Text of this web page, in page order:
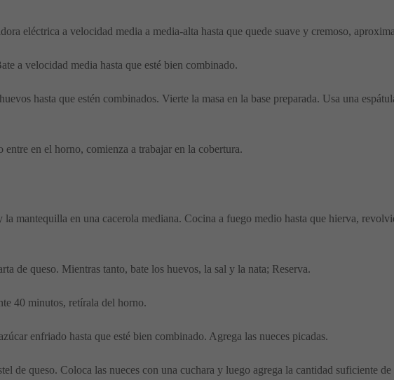
eléctrica a velocidad media a media-alta hasta que quede suave y cremoso,
a velocidad media hasta que esté bien combinado.
hasta que estén combinados. Vierte la masa en la base preparada. Usa una
en el horno, comienza a trabajar en la cobertura.
mantequilla en una cacerola mediana. Cocina a fuego medio hasta que hierva,
de queso. Mientras tanto, bate los huevos, la sal y la nata; Reserva.
40 minutos, retírala del horno.
enfriado hasta que esté bien combinado. Agrega las nueces picadas.
de queso. Coloca las nueces con una cuchara y luego agrega la cantidad suficiente